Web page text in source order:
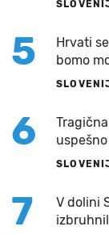
5
Hrvati
bomo
6
uspešno
7
V dolini